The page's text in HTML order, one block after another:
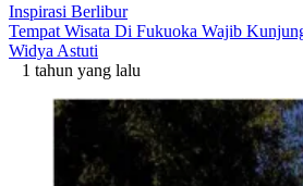
Inspirasi Berlibur
Tempat Wisata Di Fukuoka Wajib
Widya Astuti
1 tahun yang lalu